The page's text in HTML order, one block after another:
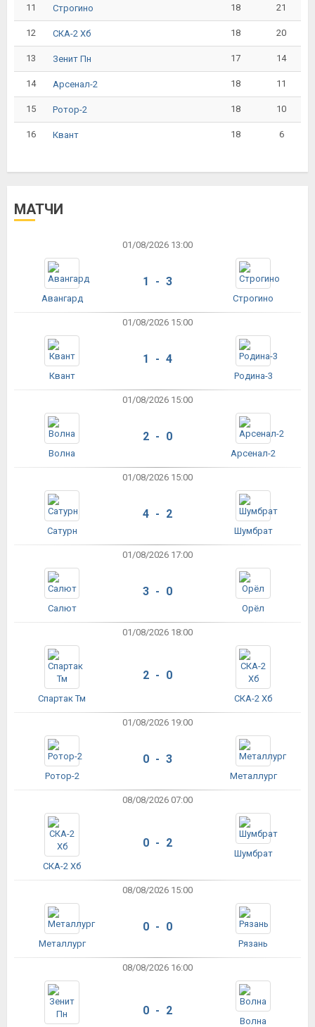
11 Строгино 18 21
12 СКА-2 Хб 18 20
13 Зенит Пн 17 14
14 Арсенал-2 18 11
15 Ротор-2 18 10
16 Квант 18 6
МАТЧИ
01/08/2026 13:00
Авангард
1 - 3
Строгино
01/08/2026 15:00
Квант
1 - 4
Родина-3
01/08/2026 15:00
Волна
2 - 0
Арсенал-2
01/08/2026 15:00
Сатурн
4 - 2
Шумбрат
01/08/2026 17:00
Салют
3 - 0
Орёл
01/08/2026 18:00
Спартак Тм
2 - 0
СКА-2 Хб
01/08/2026 19:00
Ротор-2
0 - 3
Металлург
08/08/2026 07:00
СКА-2 Хб
0 - 2
Шумбрат
08/08/2026 15:00
Металлург
0 - 0
Рязань
08/08/2026 16:00
0 - 2
Волна